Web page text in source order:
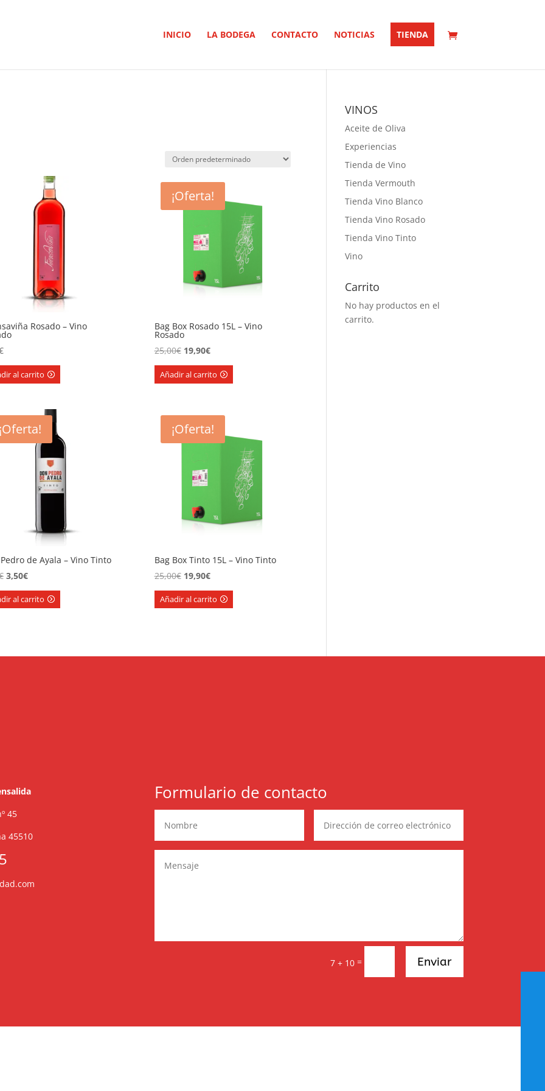
INICIO LA BODEGA CONTACTO NOTICIAS TIENDA
Rosado – Vino
al carrito
¡Oferta!
Bag Box Rosado 15L – Vino
Rosado
25,00€ El
precio
original
19,90€El
precio
actual
Añadir al carrito
¡Oferta!
de Ayala – Vino Tinto
El
precio
original
3,50€El
precio
actual
al carrito
¡Oferta!
Bag Box Tinto 15L – Vino Tinto
25,00€ El
precio
original
19,90€El
precio
actual
Añadir al carrito
VINOS
Aceite de Oliva
Experiencias
Tienda de Vino
Tienda Vermouth
Tienda Vino Blanco
Tienda Vino Rosado
Tienda Vino Tinto
Vino
Carrito
No hay productos en el
carrito.
45
45510
Formulario de contacto
7 + 10= Enviar